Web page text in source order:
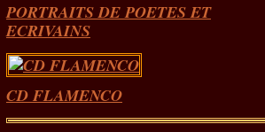
PORTRAITS DE POETES ET
ECRIVAINS
CD FLAMENCO